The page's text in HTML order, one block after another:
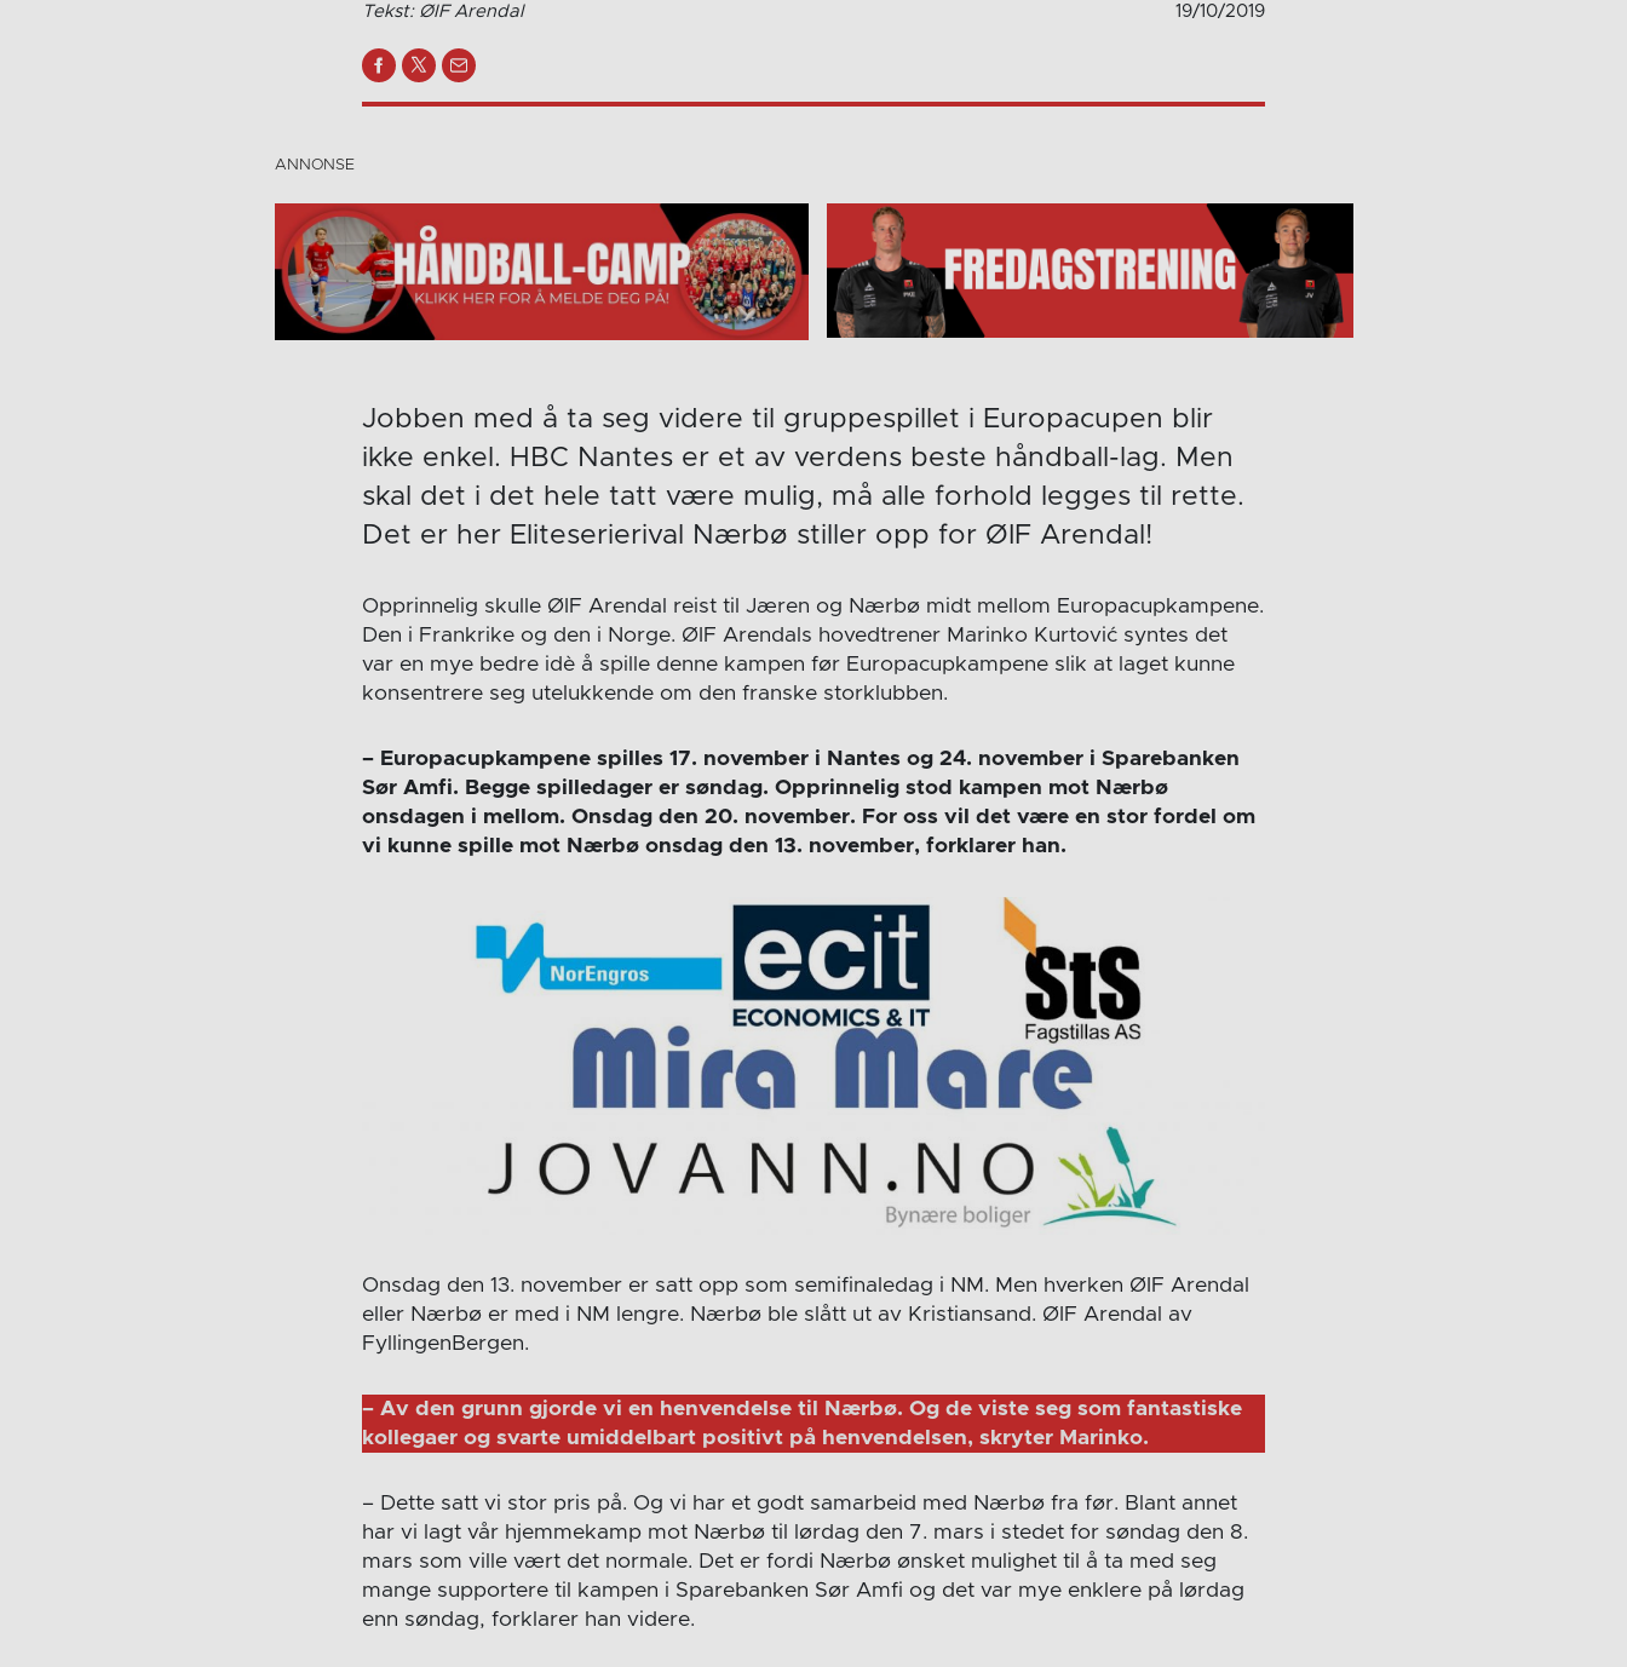
Tekst: ØIF Arendal 19/10/2019
Jobben med å ta seg videre til gruppespillet i Europacupen blir
ikke enkel. HBC Nantes er et av verdens beste håndball-lag. Men
skal det i det hele tatt være mulig, må alle forhold legges til rette.
Det er her Eliteserierival Nærbø stiller opp for ØIF Arendal!
Opprinnelig skulle ØIF Arendal reist til Jæren og Nærbø midt mellom Europacupkampene.
Den i Frankrike og den i Norge. ØIF Arendals hovedtrener Marinko Kurtović syntes det
var en mye bedre idè å spille denne kampen før Europacupkampene slik at laget kunne
konsentrere seg utelukkende om den franske storklubben.
– Europacupkampene spilles 17. november i Nantes og 24. november i Sparebanken
Sør Amfi. Begge spilledager er søndag. Opprinnelig stod kampen mot Nærbø
onsdagen i mellom. Onsdag den 20. november. For oss vil det være en stor fordel om
vi kunne spille mot Nærbø onsdag den 13. november, forklarer han.
Onsdag den 13. november er satt opp som semifinaledag i NM. Men hverken ØIF Arendal
eller Nærbø er med i NM lengre. Nærbø ble slått ut av Kristiansand. ØIF Arendal av
FyllingenBergen.
– Av den grunn gjorde vi en henvendelse til Nærbø. Og de viste seg som fantastiske
kollegaer og svarte umiddelbart positivt på henvendelsen, skryter Marinko.
– Dette satt vi stor pris på. Og vi har et godt samarbeid med Nærbø fra før. Blant annet
har vi lagt vår hjemmekamp mot Nærbø til lørdag den 7. mars i stedet for søndag den 8.
mars som ville vært det normale. Det er fordi Nærbø ønsket mulighet til å ta med seg
mange supportere til kampen i Sparebanken Sør Amfi og det var mye enklere på lørdag
enn søndag, forklarer han videre.